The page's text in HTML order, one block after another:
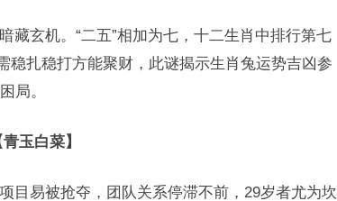
藏玄机。“二五”相加为七，十二生肖中排行第七
稳扎稳打方能聚财，此谜揭示生肖兔运势吉凶参
局。
玉白菜】
目易被抢夺，团队关系停滞不前，29岁者尤为坎